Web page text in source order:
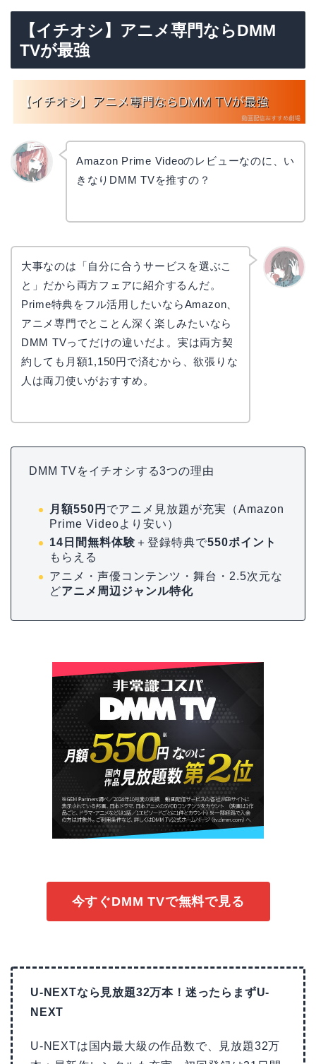
【イチオシ】アニメ専門ならDMM
TVが最強
Amazon Prime Videoのレビューなのに、い
きなりDMM TVを推すの？
大事なのは「自分に合うサービスを選ぶこ
と」だから両方フェアに紹介するんだ。
Prime特典をフル活用したいならAmazon、
アニメ専門でとことん深く楽しみたいなら
DMM TVってだけの違いだよ。実は両方契
約しても月額1,150円で済むから、欲張りな
人は両刀使いがおすすめ。
DMM TVをイチオシする3つの理由
月額550円 でアニメ見放題が充実（Amazon
Prime Videoより安い）
14日間無料体験 ＋登録特典で550ポイント
もらえる
アニメ・声優コンテンツ・舞台・2.5次元な
どアニメ周辺ジャンル特化
今すぐDMM TVで無料で見る
U-NEXTなら見放題32万本！迷ったらまずU-
NEXT
U-NEXTは国内最大級の作品数で、見放題32万